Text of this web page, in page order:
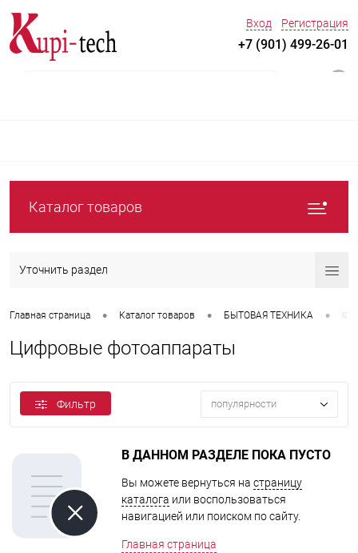
Вход Регистрация
+7 (901) 499-26-01
Каталог товаров
Уточнить раздел
Главная страница • Каталог товаров • БЫТОВАЯ ТЕХНИКА •
Цифровые фотоаппараты
Фильтр популярности
В ДАННОМ РАЗДЕЛЕ ПОКА ПУСТО
Вы можете вернуться на страницу
каталога или воспользоваться
навигацией или поиском по сайту.
Главная страница